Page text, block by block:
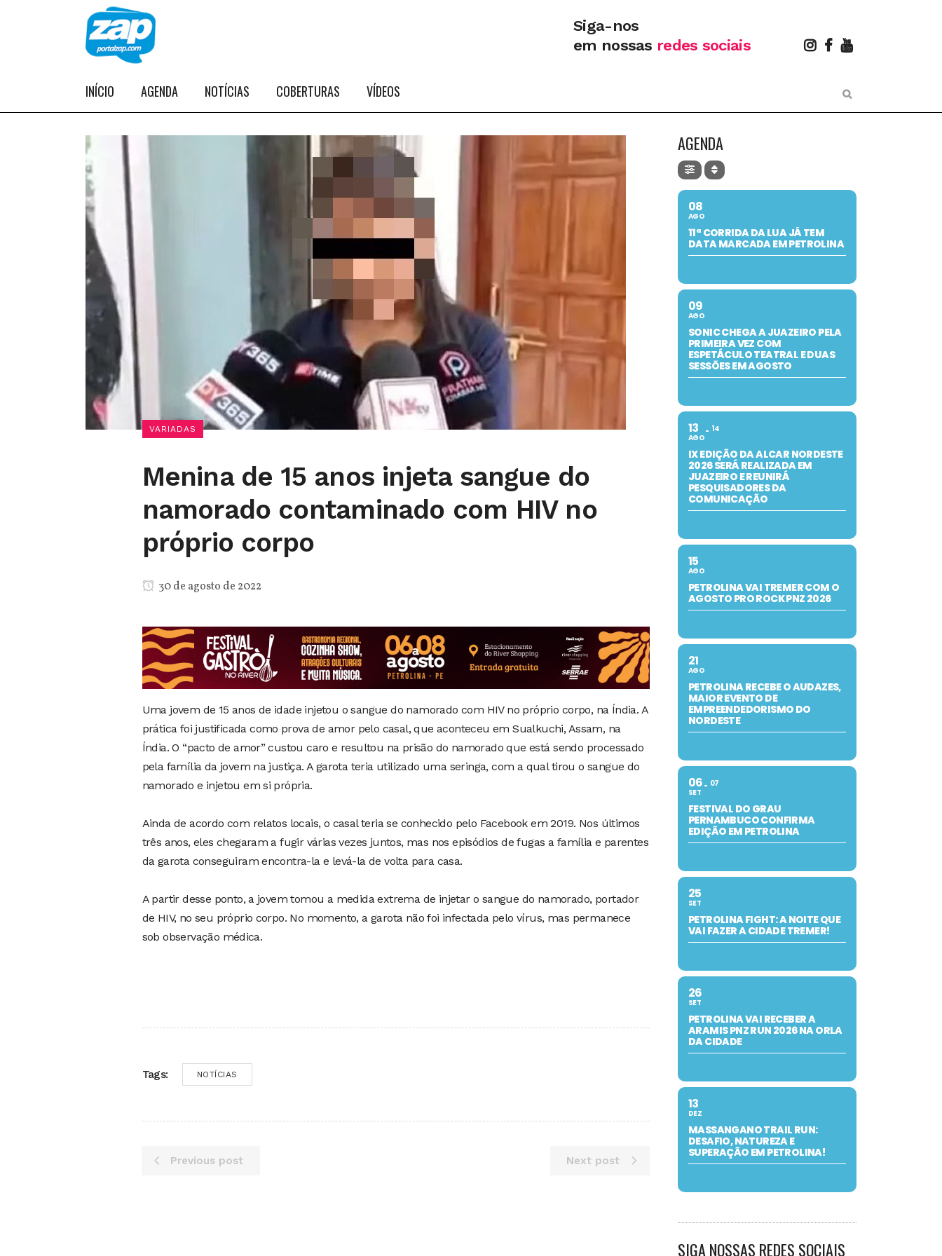
Siga-nos
em nossas redes sociais
INÍCIO AGENDA NOTÍCIAS COBERTURAS VÍDEOS
VARIADAS
Menina de 15 anos injeta sangue do
namorado contaminado com HIV no
próprio corpo
30 de agosto de 2022
Uma jovem de 15 anos de idade injetou o sangue do namorado com HIV no próprio corpo, na Índia. A
prática foi justificada como prova de amor pelo casal, que aconteceu em Sualkuchi, Assam, na
Índia. O “pacto de amor” custou caro e resultou na prisão do namorado que está sendo processado
pela família da jovem na justiça. A garota teria utilizado uma seringa, com a qual tirou o sangue do
namorado e injetou em si própria.
Ainda de acordo com relatos locais, o casal teria se conhecido pelo Facebook em 2019. Nos últimos
três anos, eles chegaram a fugir várias vezes juntos, mas nos episódios de fugas a família e parentes
da garota conseguiram encontra-la e levá-la de volta para casa.
A partir desse ponto, a jovem tomou a medida extrema de injetar o sangue do namorado, portador
de HIV, no seu próprio corpo. No momento, a garota não foi infectada pelo vírus, mas permanece
sob observação médica.
Tags: NOTÍCIAS
Previous post Next post
AGENDA
08
AGO
11ª CORRIDA DA LUA JÁ TEM
DATA MARCADA EM PETROLINA
09
AGO
SONIC CHEGA A JUAZEIRO PELA
PRIMEIRA VEZ COM
ESPETÁCULO TEATRAL E DUAS
SESSÕES EM AGOSTO
13
AGO
14
IX EDIÇÃO DA ALCAR NORDESTE
2026 SERÁ REALIZADA EM
JUAZEIRO E REUNIRÁ
PESQUISADORES DA
COMUNICAÇÃO
15
AGO
PETROLINA VAI TREMER COM O
AGOSTO PRO ROCK PNZ 2026
21
AGO
PETROLINA RECEBE O AUDAZES,
MAIOR EVENTO DE
EMPREENDEDORISMO DO
NORDESTE
06
SET
07
FESTIVAL DO GRAU
PERNAMBUCO CONFIRMA
EDIÇÃO EM PETROLINA
25
SET
PETROLINA FIGHT: A NOITE QUE
VAI FAZER A CIDADE TREMER!
26
SET
PETROLINA VAI RECEBER A
ARAMIS PNZ RUN 2026 NA ORLA
DA CIDADE
13
DEZ
MASSANGANO TRAIL RUN:
DESAFIO, NATUREZA E
SUPERAÇÃO EM PETROLINA!
SIGA NOSSAS REDES SOCIAIS